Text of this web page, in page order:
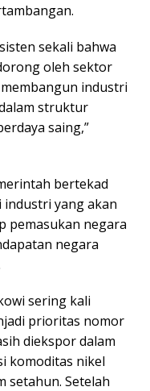
sekali bahwa
oleh sektor
industri
struktur
saing,”
bertekad
yang akan
pemasukan negara
negara
sering kali
prioritas nomor
diekspor dalam
komoditas nikel
setahun. Setelah